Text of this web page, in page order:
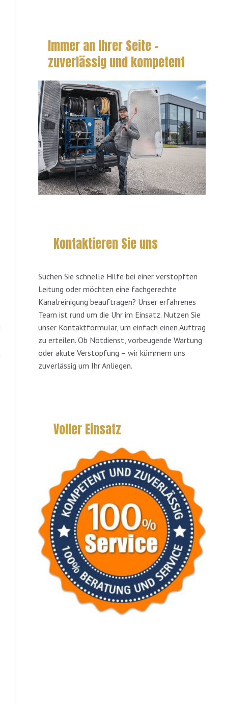
Immer an Ihrer Seite –
zuverlässig und kompetent
Kontaktieren Sie uns
Suchen Sie schnelle Hilfe bei einer verstopften
Leitung oder möchten eine fachgerechte
Kanalreinigung beauftragen? Unser erfahrenes
Team ist rund um die Uhr im Einsatz. Nutzen Sie
unser Kontaktformular, um einfach einen Auftrag
zu erteilen. Ob Notdienst, vorbeugende Wartung
oder akute Verstopfung – wir kümmern uns
zuverlässig um Ihr Anliegen.
Voller Einsatz